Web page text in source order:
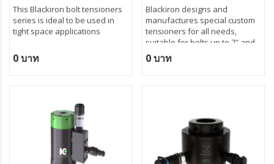
This Blackiron bolt tensioners
series is ideal to be used in
tight space applications
0 บาท
Blackiron designs and
manufactures special custom
tensioners for all needs,
suitable for bolts up to 7″ and
more.
0 บาท